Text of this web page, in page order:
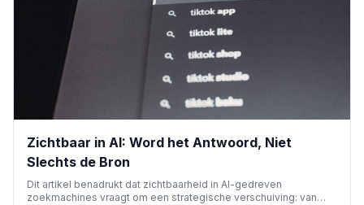
Zichtbaar in AI: Word het Antwoord, Niet
Slechts de Bron
Dit artikel benadrukt dat zichtbaarheid in AI-gedreven
zoekmachines vraagt om een strategische verschuiving: van